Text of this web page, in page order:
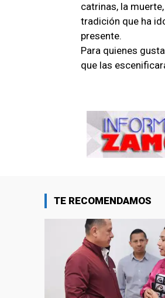
catrinas, la
tradición que ha
presente.
Para quienes
que las
TE RECOMENDAMOS